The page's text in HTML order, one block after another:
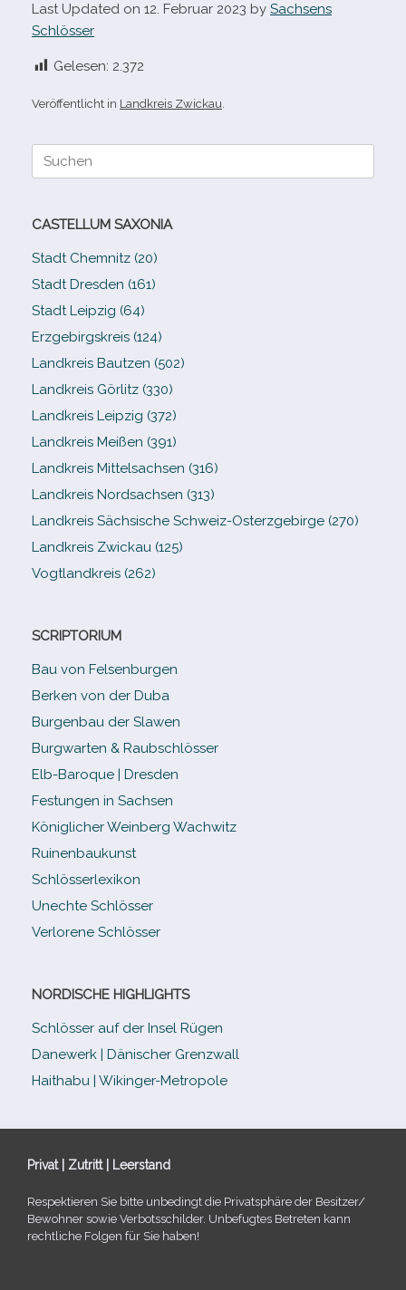
Last Updated on 12. Februar 2023 by Sachsens
Schlösser
Gelesen: 2.372
Veröffentlicht in Landkreis Zwickau
Suche
CASTELLUM SAXONIA
Stadt Chemnitz (20)
Stadt Dresden (161)
Stadt Leipzig (64)
Erzgebirgskreis (124)
Landkreis Bautzen (502)
Landkreis Görlitz (330)
Landkreis Leipzig (372)
Landkreis Meißen (391)
Landkreis Mittelsachsen (316)
Landkreis Nordsachsen (313)
Landkreis Sächsische Schweiz-​Osterzgebirge (270)
Landkreis Zwickau (125)
Vogtlandkreis (262)
SCRIPTORIUM
Bau von Felsenburgen
Berken von der Duba
Burgenbau der Slawen
Burgwarten & Raubschlösser
Elb-​Baroque | Dresden
Festungen in Sachsen
Königlicher Weinberg Wachwitz
Ruinenbaukunst
Schlösserlexikon
Unechte Schlösser
Verlorene Schlösser
NORDISCHE HIGHLIGHTS
Schlösser auf der Insel Rügen
Danewerk | Dänischer Grenzwall
Haithabu | Wikinger-Metropole
Privat | Zutritt | Leerstand
Respektieren Sie bitte unbe­dingt die Privatsphäre der Besitzer/​
Bewohner sowie Verbotsschilder. Unbefugtes Betreten kann
recht­li­che Folgen für Sie haben!